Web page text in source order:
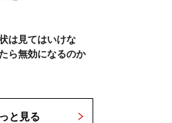
は見てはいけな
ら無効になるのか
と見る